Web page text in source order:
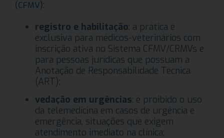
(CFMV):
registro e habilitação: a prática é
exclusiva para médicos-veterinários com
inscrição ativa no Sistema CFMV/CRMVs e
para pessoas jurídicas que possuam a
Anotação de Responsabilidade Técnica
(ART);
vedação em urgências: é proibido o uso
da telemedicina em casos de urgência e
emergência, situações que exigem
atendimento imediato na clínica;